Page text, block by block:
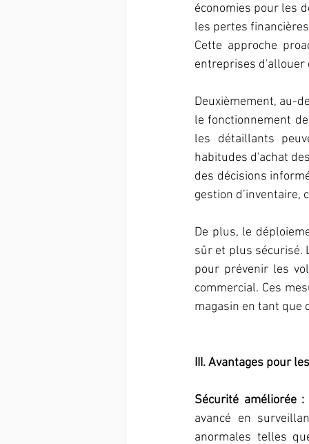
économies pour les
Cette approche
entreprises d'allouer
Deuxièmement, au-
le fonctionnement
les détaillants
habitudes d'achat
des décisions
gestion d’inventaire,
De plus, le
sûr et plus sécurisé.
pour prévenir les
commercial. Ces
magasin en tant que
III. Avantages pour
Sécurité améliorée :
avancé en
anormales telles